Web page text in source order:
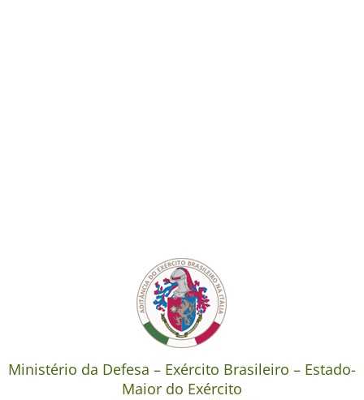
Ministério da Defesa – Exército Brasileiro – Estado-
Maior do Exército